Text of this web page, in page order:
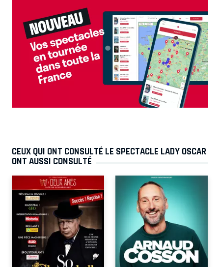
CEUX QUI ONT CONSULTÉ LE SPECTACLE LADY OSCAR
ONT AUSSI CONSULTÉ